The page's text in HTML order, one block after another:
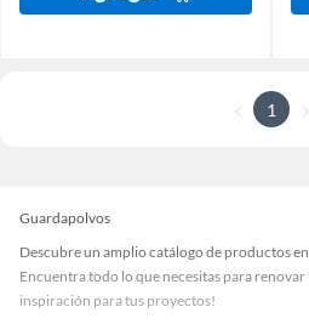
1
Guardapolvos
Descubre un amplio catálogo de productos
Encuentra todo lo que necesitas para
inspiración para tus proyectos!